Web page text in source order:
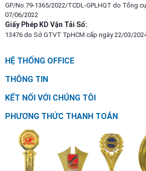
GP/No.79-1365/2022/TCDL-GPLHQT do Tổng
07/06/2022
Giấy Phép KD Vận Tải Số:
13476 do Sở GTVT TpHCM cấp ngày 22/03/
HỆ THỐNG OFFICE
THÔNG TIN
KẾT NỐI VỚI CHÚNG TÔI
PHƯƠNG THỨC THANH TOÁN